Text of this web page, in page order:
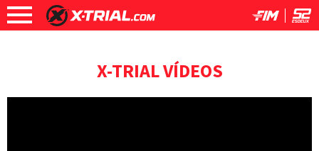
X-TRIAL VÍDEOS